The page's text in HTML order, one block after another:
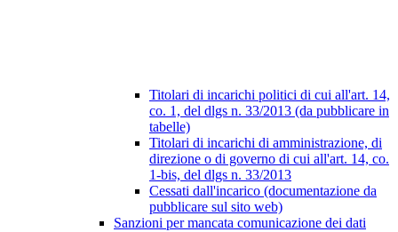
Titolari di incarichi politici di cui all'art. 14,
co. 1, del dlgs n. 33/2013 (da pubblicare in
tabelle)
Titolari di incarichi di amministrazione, di
direzione o di governo di cui all'art. 14, co.
1-bis, del dlgs n. 33/2013
Cessati dall'incarico (documentazione da
pubblicare sul sito web)
Sanzioni per mancata comunicazione dei dati